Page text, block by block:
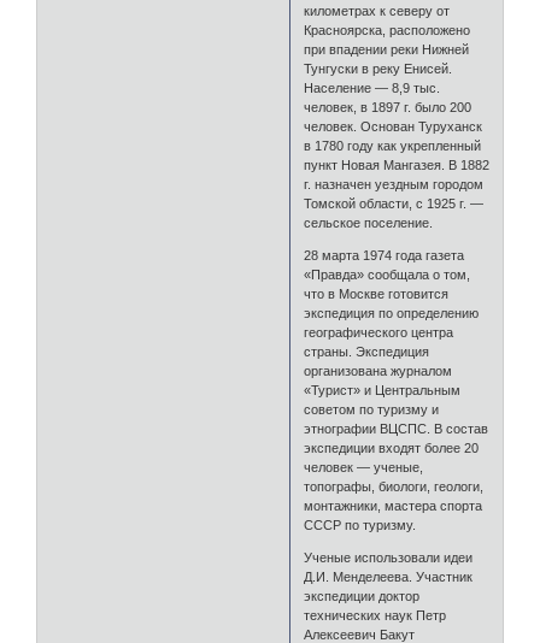
километрах к северу от
Красноярска, расположено
при впадении реки Нижней
Тунгуски в реку Енисей.
Население — 8,9 тыс.
человек, в 1897 г. было 200
человек. Основан Туруханск
в 1780 году как укрепленный
пункт Новая Мангазея. В 1882
г. назначен уездным городом
Томской области, с 1925 г. —
сельское поселение.
28 марта 1974 года газета
«Правда» сообщала о том,
что в Москве готовится
экспедиция по определению
географического центра
страны. Экспедиция
организована журналом
«Турист» и Центральным
советом по туризму и
этнографии ВЦСПС. В состав
экспедиции входят более 20
человек — ученые,
топографы, биологи, геологи,
монтажники, мастера спорта
СССР по туризму.
Ученые использовали идеи
Д.И. Менделеева. Участник
экспедиции доктор
технических наук Петр
Алексеевич Бакут